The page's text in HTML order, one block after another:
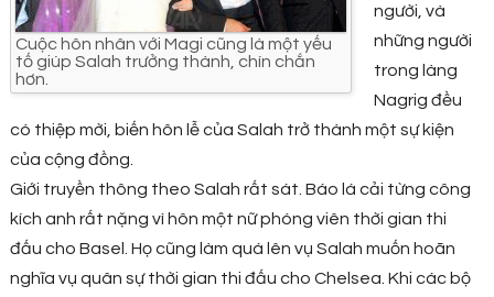
Cuộc hôn nhân với Magi cũng là một yếu
tố giúp Salah trưởng thành, chín chắn
hơn.
người, và
những người
trong làng
Nagrig đều
có thiệp mời, biến hôn lễ của Salah trở thành một sự kiện
của cộng đồng.
Giới truyền thông theo Salah rất sát. Báo lá cải từng công
kích anh rất nặng vì hôn một nữ phóng viên thời gian thi
đấu cho Basel. Họ cũng làm quá lên vụ Salah muốn hoãn
nghĩa vụ quân sự thời gian thi đấu cho Chelsea. Khi các bộ